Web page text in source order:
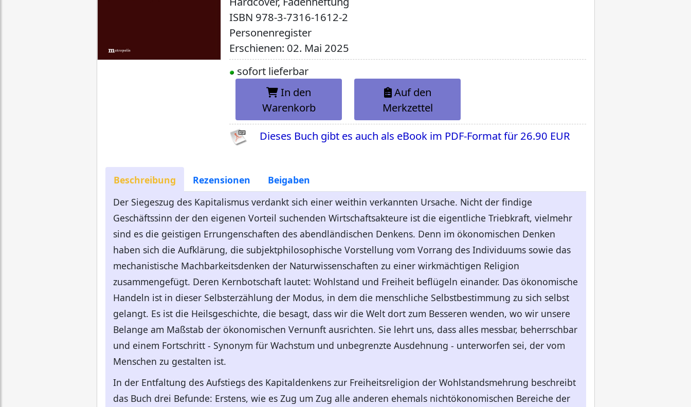
ISBN 978-3-7316-1612-2
Personenregister
Erschienen: 02. Mai 2025
sofort lieferbar
In den
Warenkorb
Auf den
Merkzettel
Dieses Buch gibt es auch als eBook im PDF-Format für 26.90 EUR
Beschreibung Rezensionen
Beigaben
Der Siegeszug des Kapitalismus verdankt sich einer weithin verkannten Ursache. Nicht der findige
Geschäftssinn der den eigenen Vorteil suchenden Wirtschaftsakteure ist die eigentliche Triebkraft, vielmehr
sind es die geistigen Errungenschaften des abendländischen Denkens. Denn im ökonomischen Denken
haben sich die Aufklärung, die subjektphilosophische Vorstellung vom Vorrang des Individuums sowie das
mechanistische Machbarkeitsdenken der Naturwissenschaften zu einer wirkmächtigen Religion
zusammengefügt. Deren Kernbotschaft lautet: Wohlstand und Freiheit beflügeln einander. Das ökonomische
Handeln ist in dieser Selbsterzählung der Modus, in dem die menschliche Selbstbestimmung zu sich selbst
gelangt. Es ist die Heilsgeschichte, die besagt, dass wir die Welt dort zum Besseren wenden, wo wir unsere
Belange am Maßstab der ökonomischen Vernunft ausrichten. Sie lehrt uns, dass alles messbar, beherrschbar
und einem Fortschritt - Synonym für Wachstum und unbegrenzte Ausdehnung - unterworfen sei, der vom
Menschen zu gestalten ist.
In der Entfaltung des Aufstiegs des Kapitaldenkens zur Freiheitsreligion der Wohlstandsmehrung beschreibt
das Buch drei Befunde: Erstens, wie es Zug um Zug alle anderen ehemals nichtökonomischen Bereiche der